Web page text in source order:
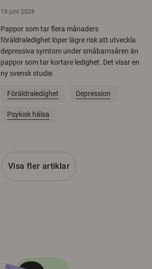
19 juni 2026
Pappor som tar flera månaders
föräldraledighet löper lägre risk att utveckla
depressiva symtom under småbarnsåren än
pappor som tar kortare ledighet. Det visar en
ny svensk studie.
Föräldraledighet Depression
Psykisk hälsa
Visa fler artiklar